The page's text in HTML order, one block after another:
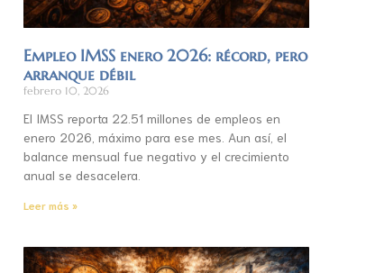
Empleo IMSS enero 2026: récord, pero
arranque débil
febrero 10, 2026
El IMSS reporta 22.51 millones de empleos en
enero 2026, máximo para ese mes. Aun así, el
balance mensual fue negativo y el crecimiento
anual se desacelera.
Leer más »